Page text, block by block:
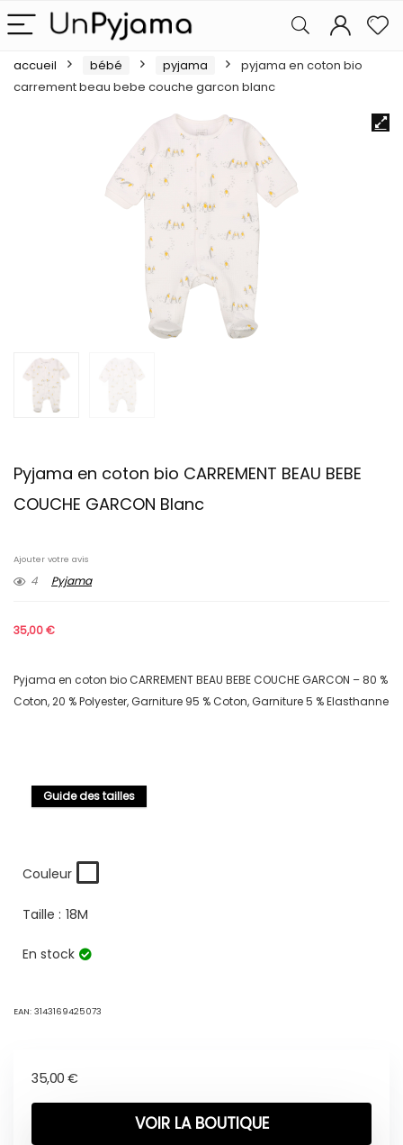
accueil bébé pyjama
pyjama en coton bio
carrement beau bebe couche garcon blanc
Pyjama en coton bio CARREMENT BEAU BEBE
COUCHE GARCON Blanc
Ajouter votre avis
4 Pyjama
35,00€
Pyjama en coton bio CARREMENT BEAU BEBE COUCHE GARCON – 80 %
Coton, 20 % Polyester, Garniture 95 % Coton, Garniture 5 % Elasthanne
Guide des tailles
Couleur
Taille : 18M
En stock
EAN: 3143169425073
35,00 €
VOIR LA BOUTIQUE